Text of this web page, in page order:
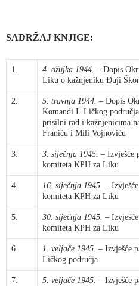
SADRŽAJ KNJIGE:
1. 4. ožujka 1944. – Dopis
Liku o kažnjeniku Đuji
2. 5. travnja 1944. – Dopis
Komandi I. Ličkog
prisilni rad i kažnjenicima
Franiću i Mili Vojnoviću
3. 3. siječnja 1945. – Izvješće
komiteta KPH za Liku
4. 16. siječnja 1945. –
komiteta KPH za Liku
5. 30. siječnja 1945. –
komiteta KPH za Liku
6. 1. veljače 1945. – Izvješće
Ličkog područja
7. 5. veljače 1945. – Izvješće